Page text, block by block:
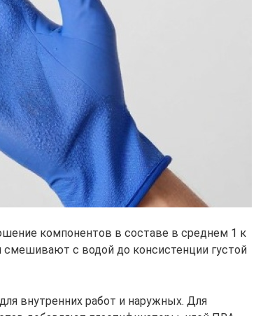
компонентов в составе в среднем 1 к
с водой до консистенции густой
внутренних работ и наружных. Для